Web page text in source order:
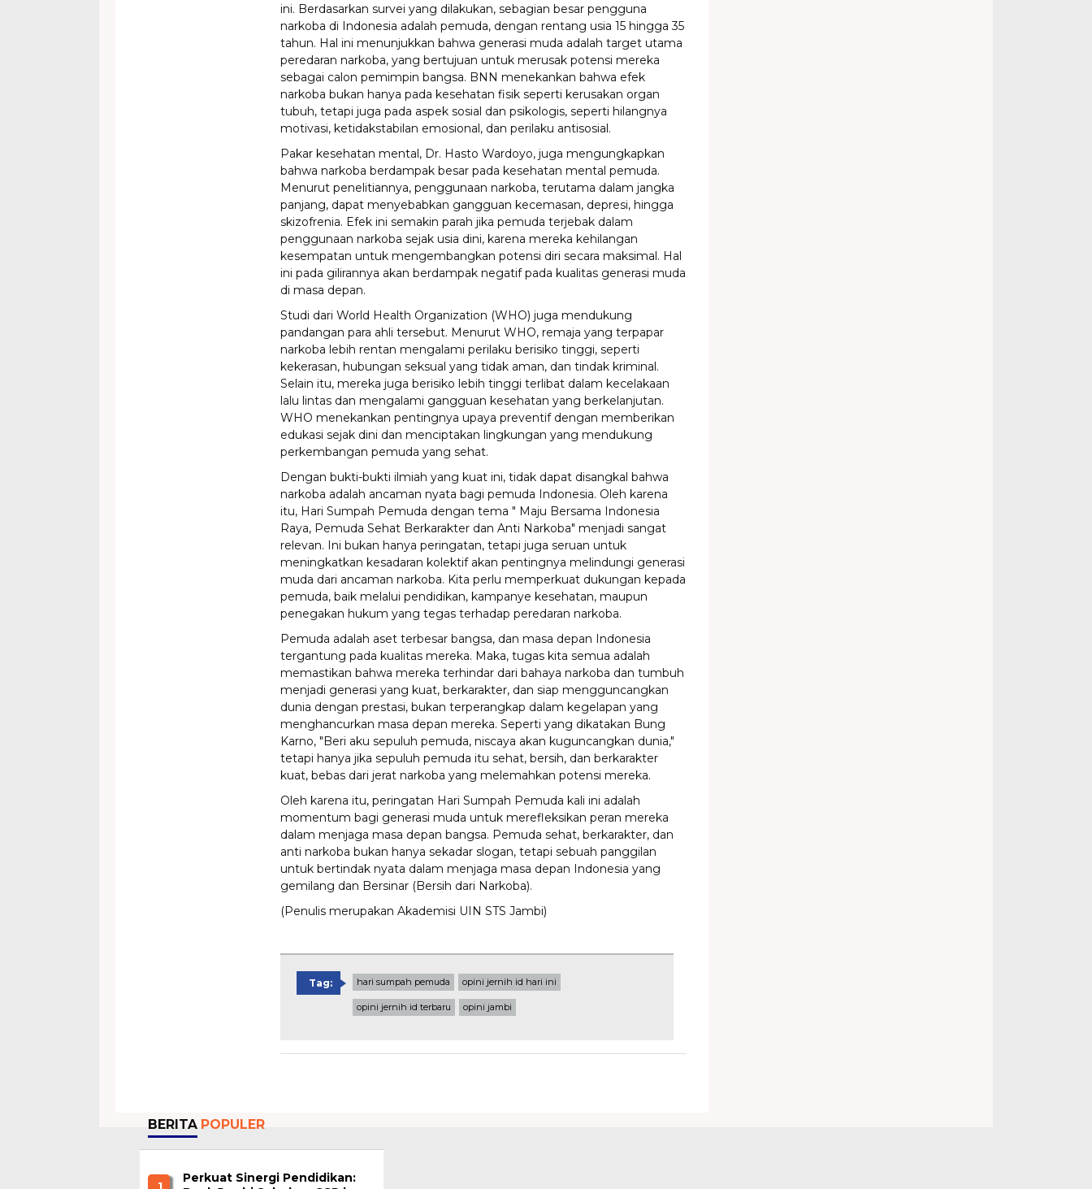
ini. Berdasarkan survei yang dilakukan, sebagian besar pengguna
narkoba di Indonesia adalah pemuda, dengan rentang usia 15 hingga 35
tahun. Hal ini menunjukkan bahwa generasi muda adalah target utama
peredaran narkoba, yang bertujuan untuk merusak potensi mereka
sebagai calon pemimpin bangsa. BNN menekankan bahwa efek
narkoba bukan hanya pada kesehatan fisik seperti kerusakan organ
tubuh, tetapi juga pada aspek sosial dan psikologis, seperti hilangnya
motivasi, ketidakstabilan emosional, dan perilaku antisosial.
Pakar kesehatan mental, Dr. Hasto Wardoyo, juga mengungkapkan
bahwa narkoba berdampak besar pada kesehatan mental pemuda.
Menurut penelitiannya, penggunaan narkoba, terutama dalam jangka
panjang, dapat menyebabkan gangguan kecemasan, depresi, hingga
skizofrenia. Efek ini semakin parah jika pemuda terjebak dalam
penggunaan narkoba sejak usia dini, karena mereka kehilangan
kesempatan untuk mengembangkan potensi diri secara maksimal. Hal
ini pada gilirannya akan berdampak negatif pada kualitas generasi muda
di masa depan.
Studi dari World Health Organization (WHO) juga mendukung
pandangan para ahli tersebut. Menurut WHO, remaja yang terpapar
narkoba lebih rentan mengalami perilaku berisiko tinggi, seperti
kekerasan, hubungan seksual yang tidak aman, dan tindak kriminal.
Selain itu, mereka juga berisiko lebih tinggi terlibat dalam kecelakaan
lalu lintas dan mengalami gangguan kesehatan yang berkelanjutan.
WHO menekankan pentingnya upaya preventif dengan memberikan
edukasi sejak dini dan menciptakan lingkungan yang mendukung
perkembangan pemuda yang sehat.
Dengan bukti-bukti ilmiah yang kuat ini, tidak dapat disangkal bahwa
narkoba adalah ancaman nyata bagi pemuda Indonesia. Oleh karena
itu, Hari Sumpah Pemuda dengan tema " Maju Bersama Indonesia
Raya, Pemuda Sehat Berkarakter dan Anti Narkoba" menjadi sangat
relevan. Ini bukan hanya peringatan, tetapi juga seruan untuk
meningkatkan kesadaran kolektif akan pentingnya melindungi generasi
muda dari ancaman narkoba. Kita perlu memperkuat dukungan kepada
pemuda, baik melalui pendidikan, kampanye kesehatan, maupun
penegakan hukum yang tegas terhadap peredaran narkoba.
Pemuda adalah aset terbesar bangsa, dan masa depan Indonesia
tergantung pada kualitas mereka. Maka, tugas kita semua adalah
memastikan bahwa mereka terhindar dari bahaya narkoba dan tumbuh
menjadi generasi yang kuat, berkarakter, dan siap mengguncangkan
dunia dengan prestasi, bukan terperangkap dalam kegelapan yang
menghancurkan masa depan mereka. Seperti yang dikatakan Bung
Karno, "Beri aku sepuluh pemuda, niscaya akan kuguncangkan dunia,"
tetapi hanya jika sepuluh pemuda itu sehat, bersih, dan berkarakter
kuat, bebas dari jerat narkoba yang melemahkan potensi mereka.
Oleh karena itu, peringatan Hari Sumpah Pemuda kali ini adalah
momentum bagi generasi muda untuk merefleksikan peran mereka
dalam menjaga masa depan bangsa. Pemuda sehat, berkarakter, dan
anti narkoba bukan hanya sekadar slogan, tetapi sebuah panggilan
untuk bertindak nyata dalam menjaga masa depan Indonesia yang
gemilang dan Bersinar (Bersih dari Narkoba).
(Penulis merupakan Akademisi UIN STS Jambi)
Tag: hari sumpah pemuda opini jernih id hari ini
opini jernih id terbaru opini jambi
BERITA POPULER
Perkuat Sinergi Pendidikan: